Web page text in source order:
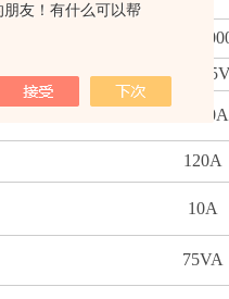
友！有什么可以帮
JBD-
3x40A
120A
10A
75VA